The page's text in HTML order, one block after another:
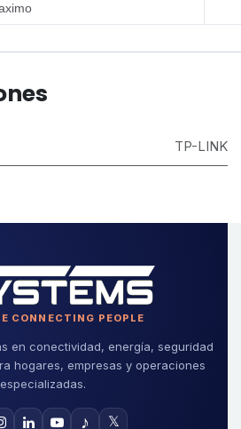
TP-LINK
CONNECTING PEOPLE
en conectividad, energía, seguridad
hogares, empresas y operaciones
especializadas.
♪ 𝕏